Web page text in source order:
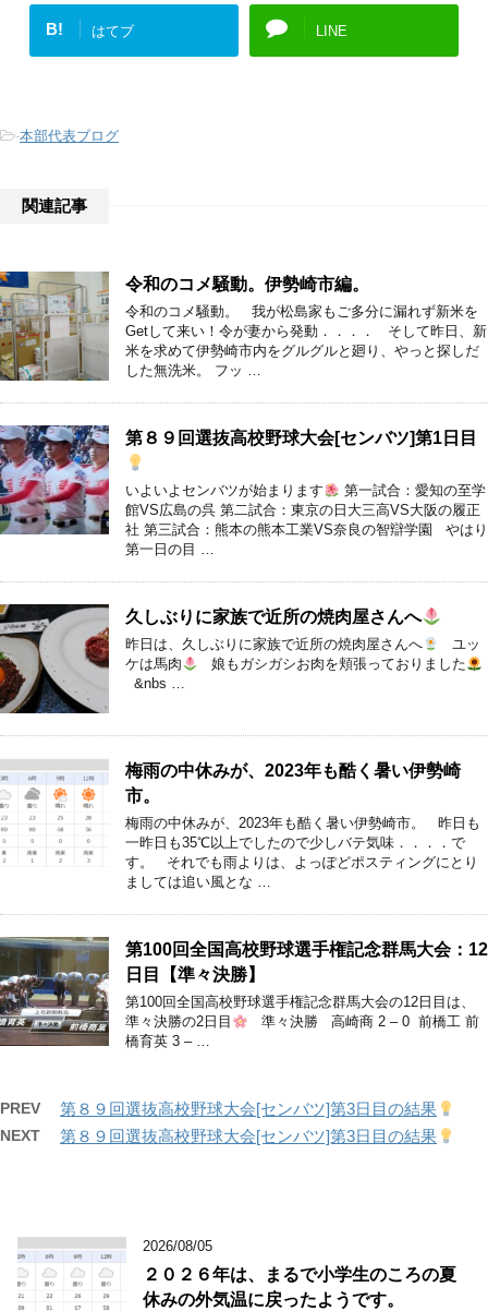
B! はてブ LINE
-本部代表ブログ
関連記事
令和のコメ騒動。伊勢崎市編。
令和のコメ騒動。 我が松島家もご多分に漏れず新米を
Getして来い！令が妻から発動．．．． そして昨日、新
米を求めて伊勢崎市内をグルグルと廻り、やっと探しだ
した無洗米。 フッ …
第８９回選抜高校野球大会[センバツ]第1日目
いよいよセンバツが始まります
第一試合：愛知の至学
館VS広島の呉 第二試合：東京の日大三高VS大阪の履正
社 第三試合：熊本の熊本工業VS奈良の智辯学園 やはり
第一日の目 …
久しぶりに家族で近所の焼肉屋さんへ
昨日は、久しぶりに家族で近所の焼肉屋さんへ
ユッ
ケは馬肉
娘もガシガシお肉を頬張っておりました
&nbs …
梅雨の中休みが、2023年も酷く暑い伊勢崎
市。
梅雨の中休みが、2023年も酷く暑い伊勢崎市。 昨日も
一昨日も35℃以上でしたので少しバテ気味．．．．で
す。 それでも雨よりは、よっぽどポスティングにとり
ましては追い風とな …
第100回全国高校野球選手権記念群馬大会：12
日目【準々決勝】
第100回全国高校野球選手権記念群馬大会の12日目は、
準々決勝の2日目
準々決勝 高崎商 2 – 0 前橋工 前
橋育英 3 – …
PREV 第８９回選抜高校野球大会[センバツ]第3日目の結果
NEXT 第８９回選抜高校野球大会[センバツ]第3日目の結果
2026/08/05
２０２６年は、まるで小学生のころの夏
休みの外気温に戻ったようです。